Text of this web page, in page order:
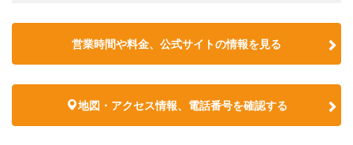
営業時間や料金、公式サイトの情報を見る
地図・アクセス情報、電話番号を確認する